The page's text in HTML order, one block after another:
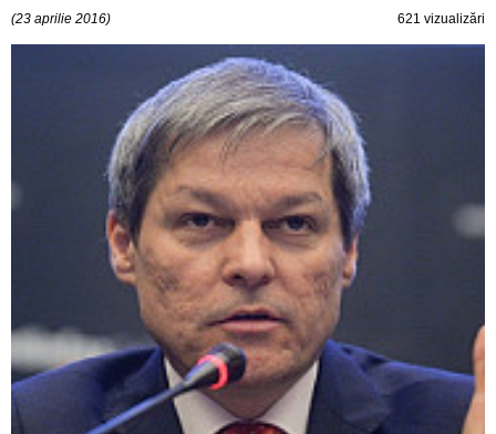
(23 aprilie 2016) 621 vizualizări